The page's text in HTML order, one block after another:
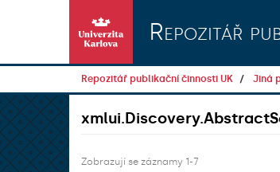
Repozitář
Repozitář publikační činnosti UK Jiná
Zobrazují se záznamy 1-7